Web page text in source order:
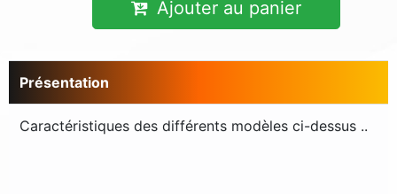
Ajouter au panier
Présentation
Caractéristiques des différents modèles ci-dessus ..